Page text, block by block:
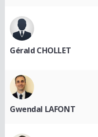
Gérald CHOLLET
Gwendal LAFONT